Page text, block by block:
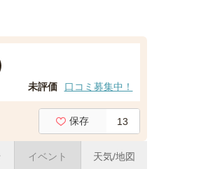
未評価 口コミ募集中！
保存 13
イベント 天気/地図